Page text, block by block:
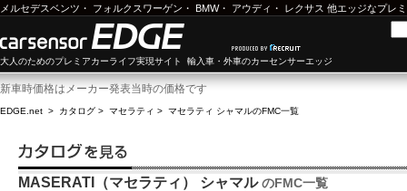
メルセデスベンツ ・ フォルクスワーゲン ・ BMW・ アウディ ・ レクサス 他エッジなプレ
大人のためのプレミアカーライフ実現サイト 輸入車・外車のカーセンサーエッジ
新車時価格はメーカー発表当時の価格です
EDGE.net > カタログ > マセラティ > マセラティ シャマルのFMC一覧
MASERATI（マセラティ） シャマルのFMC一覧